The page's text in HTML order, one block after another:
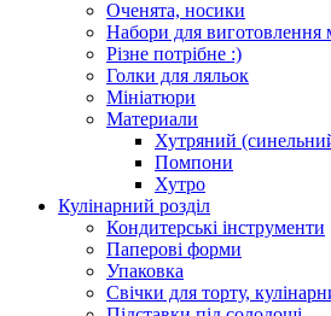
Оченята, носики
Набори для виготовлення
Різне потрібне :)
Голки для ляльок
Мініатюри
Материали
Хутряний
Помпони
Хутро
Кулінарний розділ
Кондитерські інструменти
Паперові форми
Упаковка
Свічки для торту,